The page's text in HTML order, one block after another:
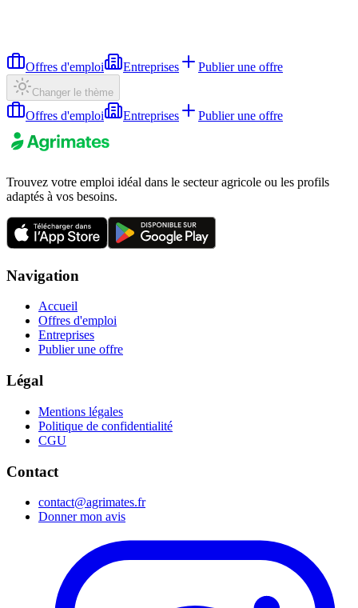
Offres d'emploi Entreprises Publier une offre
Changer le thème
Offres d'emploi Entreprises Publier une offre
Trouvez votre emploi idéal dans le secteur agricole ou les profils
adaptés à vos besoins.
Navigation
Accueil
Offres d'emploi
Entreprises
Publier une offre
Légal
Mentions légales
Politique de confidentialité
CGU
Contact
contact@agrimates.fr
Donner mon avis